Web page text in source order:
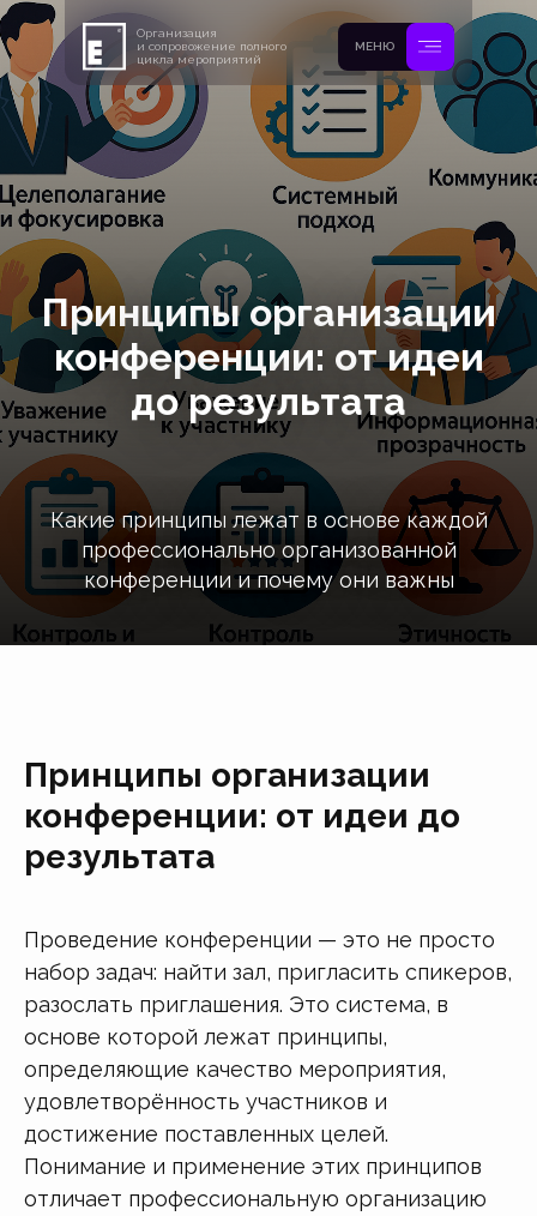
МЕНЮ
Организация
и сопровожение полного
цикла мероприятий
Принципы организации
конференции: от идеи
до результата
Какие принципы лежат в основе каждой
профессионально организованной
конференции и почему они важны
Принципы организации
конференции: от идеи до
результата
Проведение конференции — это не просто
набор задач: найти зал, пригласить спикеров,
разослать приглашения. Это система, в
основе которой лежат принципы,
определяющие качество мероприятия,
удовлетворённость участников и
достижение поставленных целей.
Понимание и применение этих принципов
отличает профессиональную организацию